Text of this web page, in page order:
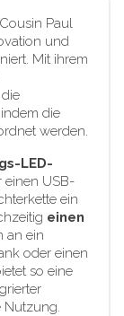
Paul
und
Mit ihrem
die
werden.
LED-
einen USB-
ein
einen
an ein
oder einen
so eine
Nutzung.